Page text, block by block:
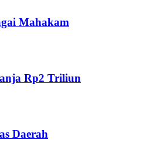
Mahakam
Rp2 Triliun
Daerah